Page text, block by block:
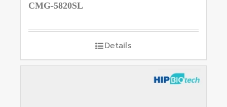
CMG-5820SL
Details